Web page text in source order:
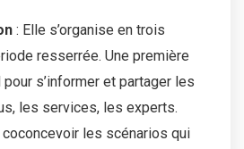
: Elle s’organise en trois
resserrée. Une première
s’informer et partager les
les services, les experts.
les scénarios qui